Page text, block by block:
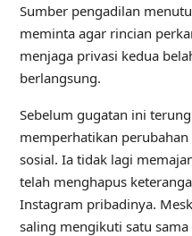
Sumber pengadilan
meminta agar rincian
menjaga privasi kedua
berlangsung.
Sebelum gugatan ini
memperhatikan
sosial. Ia tidak lagi
telah menghapus
Instagram pribadinya.
saling mengikuti satu